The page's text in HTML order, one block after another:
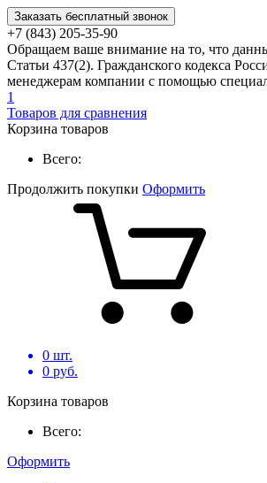
Заказать бесплатный звонок
+7 (843) 205-35-90
Обращаем ваше внимание на то, что
Статьи 437(2). Гражданского кодекса
менеджерам компании с помощью
1
Товаров для сравнения
Корзина товаров
Всего:
Продолжить покупки Оформить
0 шт.
0 руб.
Корзина товаров
Всего:
Оформить